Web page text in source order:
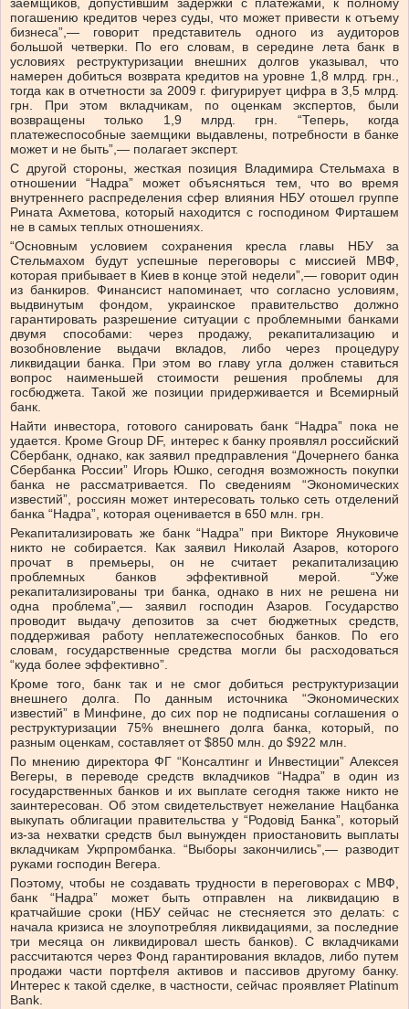
заемщиков, допустившим задержки с платежами, к полному
погашению кредитов через суды, что может привести к отъему
бизнеса”,— говорит представитель одного из аудиторов
большой четверки. По его словам, в середине лета банк в
условиях реструктуризации внешних долгов указывал, что
намерен добиться возврата кредитов на уровне 1,8 млрд. грн.,
тогда как в отчетности за 2009 г. фигурирует цифра в 3,5 млрд.
грн. При этом вкладчикам, по оценкам экспертов, были
возвращены только 1,9 млрд. грн. “Теперь, когда
платежеспособные заемщики выдавлены, потребности в банке
может и не быть”,— полагает эксперт.
С другой стороны, жесткая позиция Владимира Стельмаха в
отношении “Надра” может объясняться тем, что во время
внутреннего распределения сфер влияния НБУ отошел группе
Рината Ахметова, который находится с господином Фирташем
не в самых теплых отношениях.
“Основным условием сохранения кресла главы НБУ за
Стельмахом будут успешные переговоры с миссией МВФ,
которая прибывает в Киев в конце этой недели”,— говорит один
из банкиров. Финансист напоминает, что согласно условиям,
выдвинутым фондом, украинское правительство должно
гарантировать разрешение ситуации с проблемными банками
двумя способами: через продажу, рекапитализацию и
возобновление выдачи вкладов, либо через процедуру
ликвидации банка. При этом во главу угла должен ставиться
вопрос наименьшей стоимости решения проблемы для
госбюджета. Такой же позиции придерживается и Всемирный
банк.
Найти инвестора, готового санировать банк “Надра” пока не
удается. Кроме Group DF, интерес к банку проявлял российский
Сбербанк, однако, как заявил предправления “Дочернего банка
Сбербанка России” Игорь Юшко, сегодня возможность покупки
банка не рассматривается. По сведениям “Экономических
известий”, россиян может интересовать только сеть отделений
банка “Надра”, которая оценивается в 650 млн. грн.
Рекапитализировать же банк “Надра” при Викторе Януковиче
никто не собирается. Как заявил Николай Азаров, которого
прочат в премьеры, он не считает рекапитализацию
проблемных банков эффективной мерой. “Уже
рекапитализированы три банка, однако в них не решена ни
одна проблема”,— заявил господин Азаров. Государство
проводит выдачу депозитов за счет бюджетных средств,
поддерживая работу неплатежеспособных банков. По его
словам, государственные средства могли бы расходоваться
“куда более эффективно”.
Кроме того, банк так и не смог добиться реструктуризации
внешнего долга. По данным источника “Экономических
известий” в Минфине, до сих пор не подписаны соглашения о
реструктуризации 75% внешнего долга банка, который, по
разным оценкам, составляет от $850 млн. до $922 млн.
По мнению директора ФГ “Консалтинг и Инвестиции” Алексея
Вегеры, в переводе средств вкладчиков “Надра” в один из
государственных банков и их выплате сегодня также никто не
заинтересован. Об этом свидетельствует нежелание Нацбанка
выкупать облигации правительства у “Родовiд Банка”, который
из-за нехватки средств был вынужден приостановить выплаты
вкладчикам Укрпромбанка. “Выборы закончились”,— разводит
руками господин Вегера.
Поэтому, чтобы не создавать трудности в переговорах с МВФ,
банк “Надра” может быть отправлен на ликвидацию в
кратчайшие сроки (НБУ сейчас не стесняется это делать: с
начала кризиса не злоупотребляя ликвидациями, за последние
три месяца он ликвидировал шесть банков). С вкладчиками
рассчитаются через Фонд гарантирования вкладов, либо путем
продажи части портфеля активов и пассивов другому банку.
Интерес к такой сделке, в частности, сейчас проявляет Platinum
Bank.